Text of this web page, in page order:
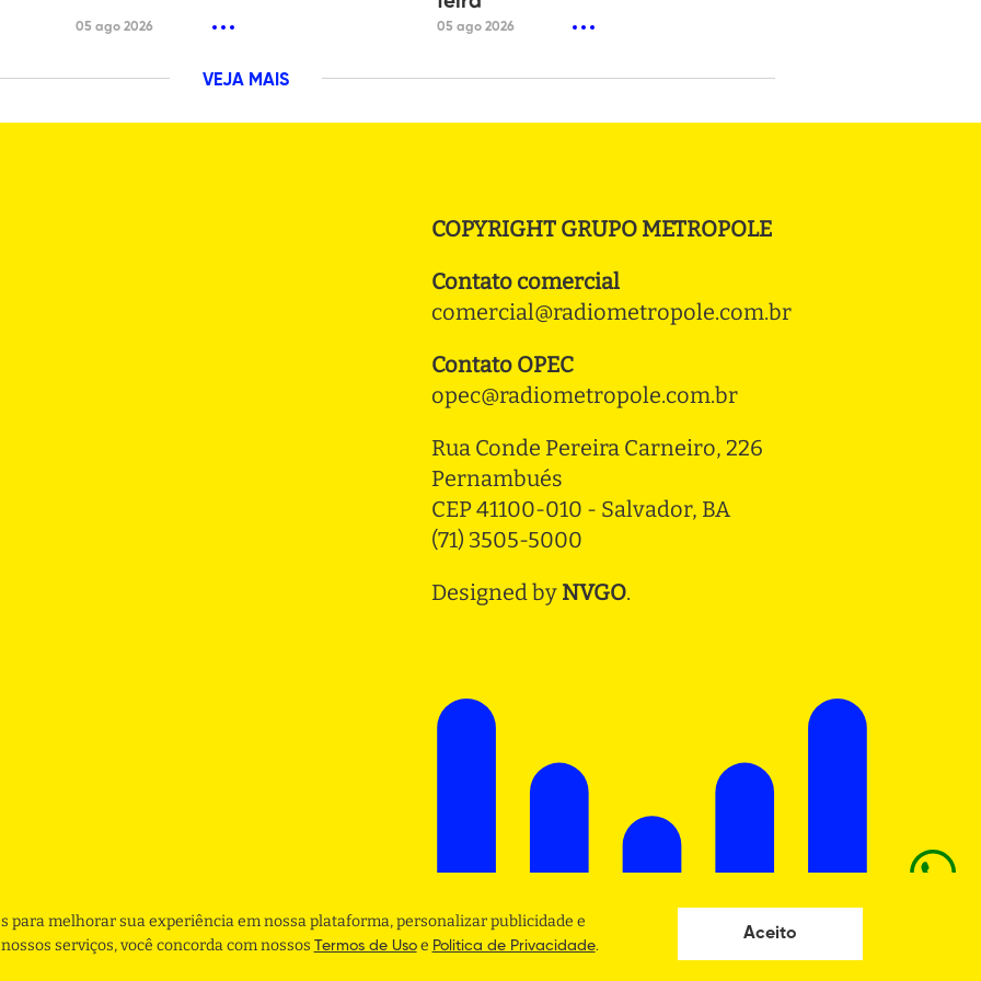
05 ago 2026 05 ago 2026
VEJA MAIS
COPYRIGHT GRUPO METROPOLE
Contato comercial
comercial@radiometropole.com.br
Contato OPEC
opec@radiometropole.com.br
Rua Conde Pereira Carneiro, 226
Pernambués
CEP 41100-010 - Salvador, BA
(71) 3505-5000
Designed by NVGO.
para melhorar sua experiência em nossa plataforma, personalizar publicidade e
serviços, você concorda com nossos Termos de Usoe Politica de Privacidade.
Aceito